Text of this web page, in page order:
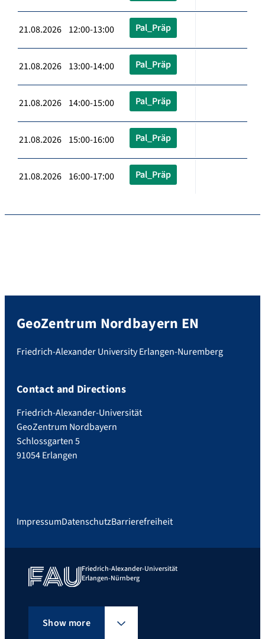
21.08.2026 12:00-13:00 Pal_Präp
21.08.2026 13:00-14:00 Pal_Präp
21.08.2026 14:00-15:00 Pal_Präp
21.08.2026 15:00-16:00 Pal_Präp
21.08.2026 16:00-17:00 Pal_Präp
GeoZentrum Nordbayern EN
Friedrich-Alexander University Erlangen-Nuremberg
Contact and Directions
Friedrich-Alexander-Universität
GeoZentrum Nordbayern
Schlossgarten 5
91054 Erlangen
ImpressumDatenschutzBarrierefreiheit
Friedrich-Alexander-Universität
Erlangen-Nürnberg
Show more